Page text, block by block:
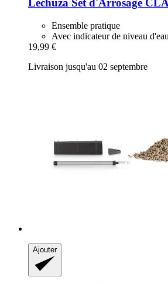
Lechuza Set d'Arrosage
Ensemble pratique
Avec indicateur de niveau d'eau
19,99 €
Livraison jusqu'au 02 septembre
Ajouter